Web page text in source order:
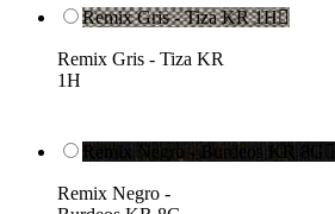
Remix Gris - Tiza KR 1H
Remix Gris - Tiza KR
1H
Remix Negro - Burdeos KR 8G
Remix Negro -